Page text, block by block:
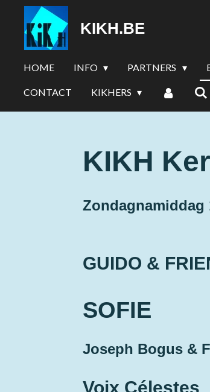
direct
KIKH.BE
HOME INFO PARTNERS
CONTACT KIKHERS
KIKH
GUIDO &
SOFIE
Joseph Bogus &
Voix Célestes